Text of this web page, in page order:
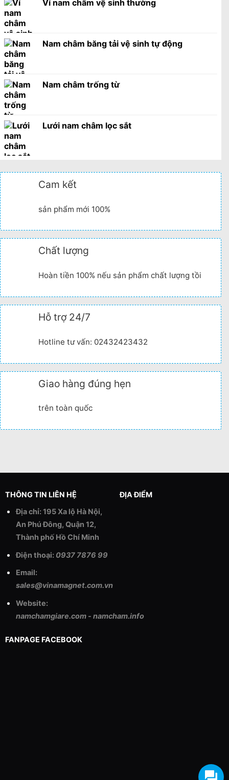
Vỉ nam châm vệ sinh thường
Nam châm băng tải vệ sinh tự động
Nam châm trống từ
Lưới nam châm lọc sắt
Cam kết
sản phẩm mới 100%
Chất lượng
Hoàn tiền 100% nếu sản phẩm chất lượng tồi
Hỗ trợ 24/7
Hotline tư vấn: 02432423432
Giao hàng đúng hẹn
trên toàn quốc
THÔNG TIN LIÊN HỆ
Địa chỉ: 195 Xa lộ Hà Nội,
An Phú Đông, Quận 12,
Thành phố Hồ Chí Minh
Điện thoại: 0937 7876 99
Email:
sales@vinamagnet.com.vn
Website:
namchamgiare.com- namcham.info
ĐỊA ĐIỂM
FANPAGE FACEBOOK